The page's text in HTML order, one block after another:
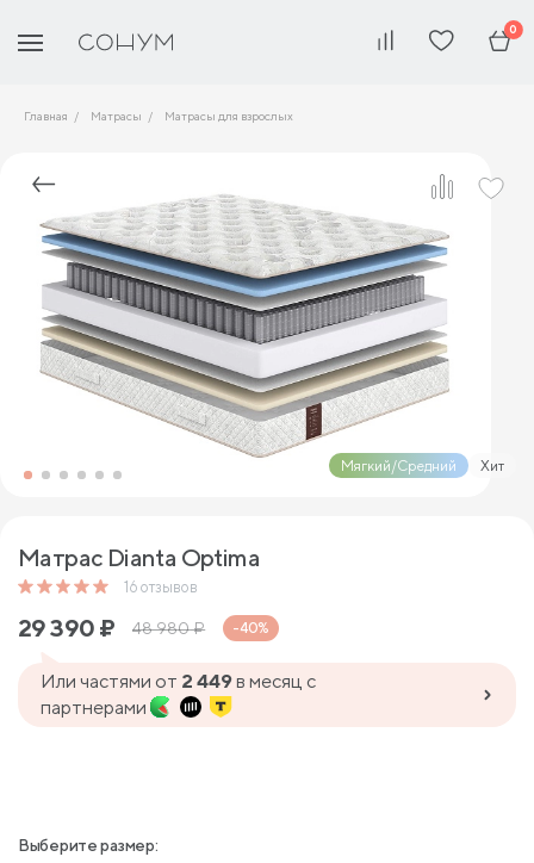
0
Главная Матрасы Матрасы для взрослых
Мягкий/Средний Хит
Матрас Dianta Optima
16 отзывов
29 390 ₽ 48 980₽ -40%
Или частями от 2 449в месяц с
партнерами
Выберите размер: